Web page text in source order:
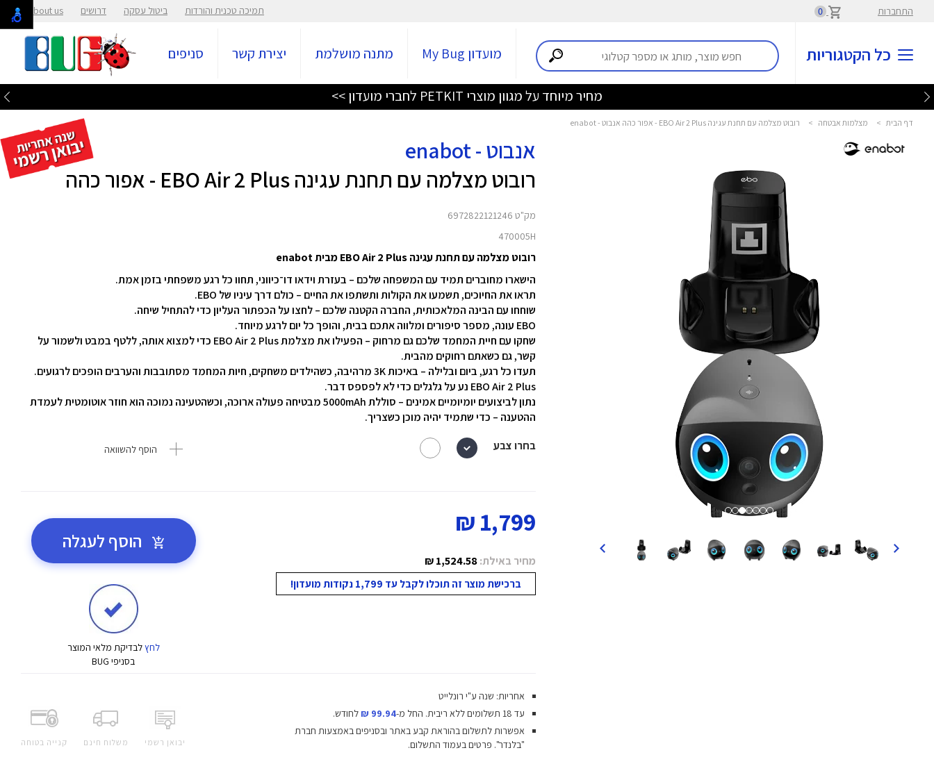
התחברות 0 תמיכה טכנית והורדות ביטול עסקה דרושים About us
כל הקטגוריות מועדון My Bug מתנה מושלמת יצירת קשר סניפים
מחיר מיוחד על מגוון מוצרי PETKIT לחברי מועדון >>
דף הבית > מצלמות אבטחה > רובוט מצלמה עם תחנת עגינה EBO Air 2 Plus - אפור כהה אנבוט - enabot
אנבוט - enabot
רובוט מצלמה עם תחנת עגינה EBO Air 2 Plus - אפור כהה
מק"ט 6972822121246
470005H
רובוט מצלמה עם תחנת עגינה EBO Air 2 Plus מבית enabot
הישארו מחוברים תמיד עם המשפחה שלכם – בעזרת וידאו דו־כיווני, תחוו כל רגע משפחתי בזמן אמת.
תראו את החיוכים, תשמעו את הקולות ותשתפו את החיים – כולם דרך עיניו של EBO.
שוחחו עם הבינה המלאכותית, החברה הקטנה שלכם – לחצו על הכפתור העליון כדי להתחיל שיחה.
EBO עונה, מספר סיפורים ומלווה אתכם בבית, והופך כל יום לרגע מיוחד.
שחקו עם חיית המחמד שלכם גם מרחוק – הפעילו את מצלמת EBO Air 2 Plus כדי למצוא אותה, ללטף במבט ולשמור על
קשר, גם כשאתם רחוקים מהבית.
תעדו כל רגע, ביום ובלילה – באיכות 3K מרהיבה, כשהילדים משחקים, חיות המחמד מסתובבות והערבים הופכים לרגועים.
EBO Air 2 Plus נע על גלגלים כדי לא לפספס דבר.
נתון לביצועים יומיומיים אמינים – סוללת 5000mAh מבטיחה פעולה ארוכה, וכשהטעינה נמוכה הוא חוזר אוטומטית לעמדת
ההטענה – כדי שתמיד יהיה מוכן כשצריך.
בחרו צבע
הוסף להשוואה
1,799 ₪
מחיר באילת:1,524.58 ₪
ברכישת מוצר זה תוכלו לקבל עד 1,799 נקודות מועדון!
הוסף לעגלה
לחץלבדיקת מלאי המוצר
בסניפי BUG
יבואן רשמי משלוח חינם קנייה בטוחה
אחריות: שנה ע"י רונלייט
עד 18 תשלומים ללא ריבית.
החל מ-99.94 ₪
לחודש.
אפשרות לתשלום בהוראת קבע באתר ובסניפים באמצעות חברת
"בלנדר". פרטים בעמוד התשלום.